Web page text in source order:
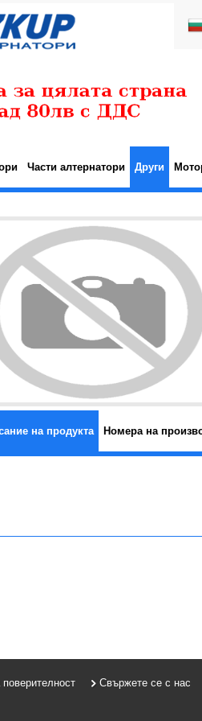
Части алтернатори Други
на продукта Номера на
Свържете се с нас